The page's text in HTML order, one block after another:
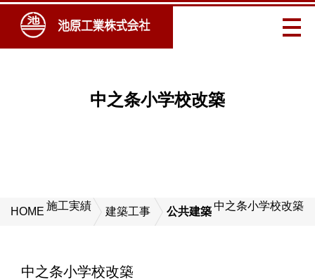
中之条小学校改築
HOME 施工実績 建築工事 公共建築中之条小学校改築
中之条小学校改築